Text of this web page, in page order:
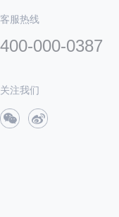
客服热线
400-000-0387
关注我们